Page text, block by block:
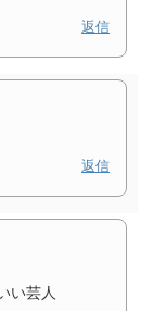
返信
返信
い芸人